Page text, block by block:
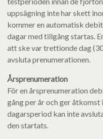
uppsägning inte har skett
kommer en automatisk
dagar med tillgång startas.
att ske var trettionde dag
avsluta prenumerationen.
Årsprenumeration
För en årsprenumeration
gång per år och ger åtkomst
dagarsperiod kan inte
den startats.